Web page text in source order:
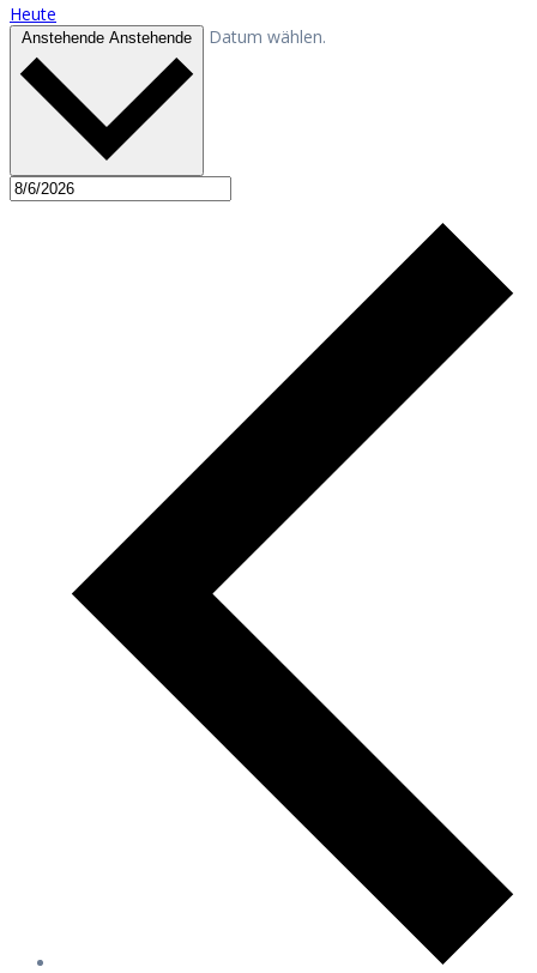
Heute
Anstehende Anstehende Datum wählen.